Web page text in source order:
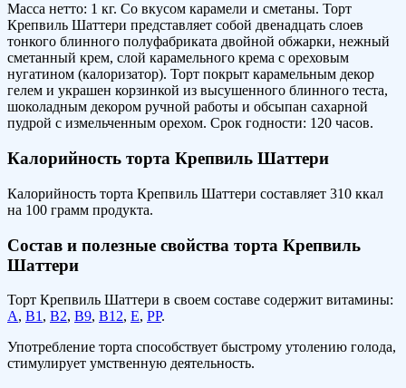
Масса нетто: 1 кг. Со вкусом карамели и сметаны. Торт
Крепвиль Шаттери представляет собой двенадцать слоев
тонкого блинного полуфабриката двойной обжарки, нежный
сметанный крем, слой карамельного крема с ореховым
нугатином (калоризатор). Торт покрыт карамельным декор
гелем и украшен корзинкой из высушенного блинного теста,
шоколадным декором ручной работы и обсыпан сахарной
пудрой с измельченным орехом. Срок годности: 120 часов.
Калорийность торта Крепвиль Шаттери
Калорийность торта Крепвиль Шаттери составляет 310 ккал
на 100 грамм продукта.
Состав и полезные свойства торта Крепвиль
Шаттери
Торт Крепвиль Шаттери в своем составе содержит витамины:
А, В1 , В2, В9, В12, Е, РР.
Употребление торта способствует быстрому утолению голода,
стимулирует умственную деятельность.